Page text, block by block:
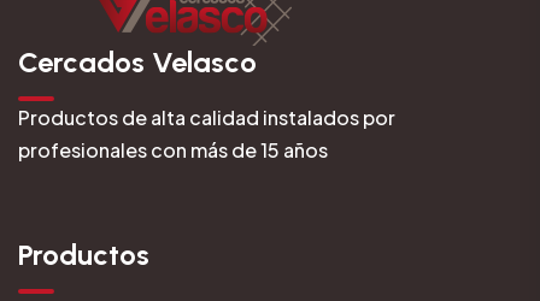
Cercados Velasco
Productos de alta calidad instalados por
profesionales con más de 15 años
Productos